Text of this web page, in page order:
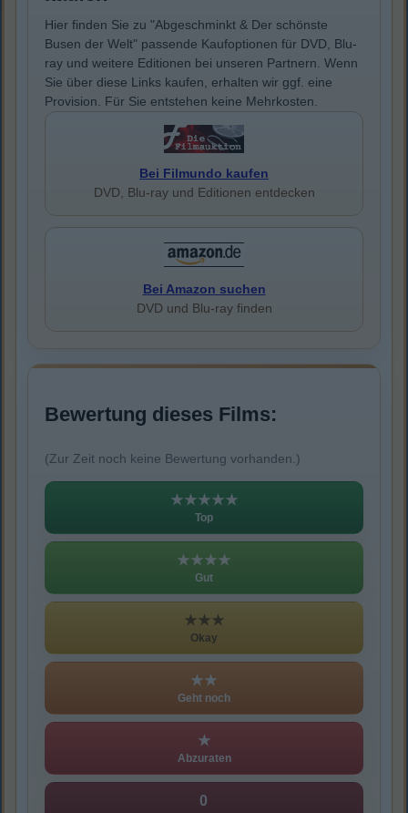
Hier finden Sie zu "Abgeschminkt & Der schönste
Busen der Welt" passende Kaufoptionen für DVD, Blu-
ray und weitere Editionen bei unseren Partnern. Wenn
Sie über diese Links kaufen, erhalten wir ggf. eine
Provision. Für Sie entstehen keine Mehrkosten.
Bei Filmundo kaufen
DVD, Blu-ray und Editionen entdecken
Bei Amazon suchen
DVD und Blu-ray finden
Bewertung dieses Films:
(Zur Zeit noch keine Bewertung vorhanden.)
★★★★★
Top
★★★★
Gut
★★★
Okay
★★
Geht noch
★
Abzuraten
0